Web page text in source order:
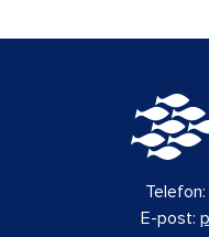
Telefon:
E-post: